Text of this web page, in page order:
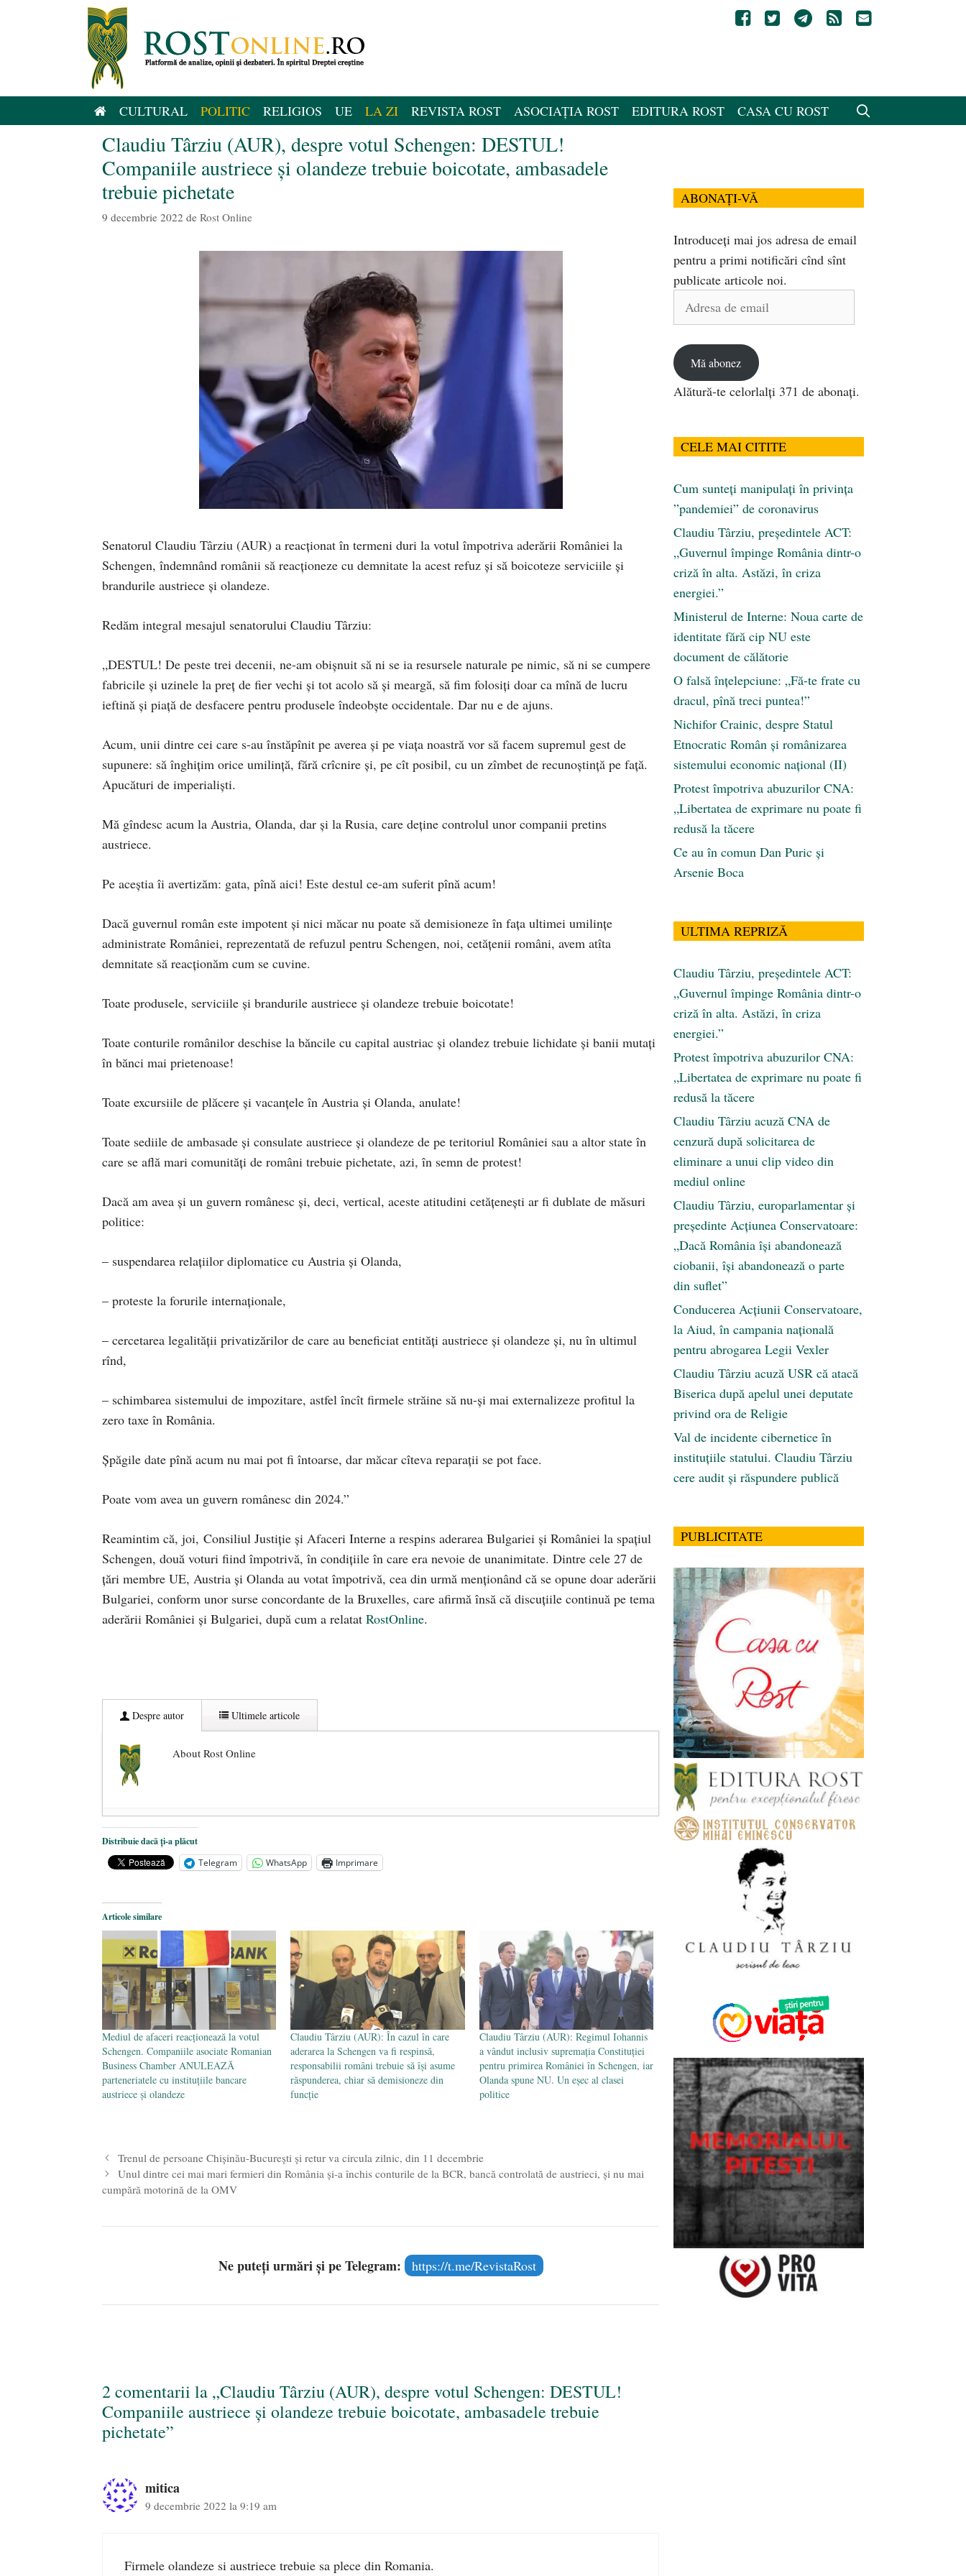
CULTURAL POLITIC RELIGIOS UE LA ZI REVISTA ROST ASOCIAȚIA ROST EDITURA ROST CASA CU ROST
Claudiu Târziu (AUR), despre votul Schengen: DESTUL!
Companiile austriece și olandeze trebuie boicotate, ambasadele
trebuie pichetate
9 decembrie 2022 de Rost Online
Senatorul Claudiu Târziu (AUR) a reacționat în termeni duri la votul împotriva aderării României la
Schengen, îndemnând românii să reacționeze cu demnitate la acest refuz și să boicoteze serviciile și
brandurile austriece și olandeze.
Redăm integral mesajul senatorului Claudiu Târziu:
„DESTUL! De peste trei decenii, ne-am obișnuit să ni se ia resursele naturale pe nimic, să ni se cumpere
fabricile și uzinele la preț de fier vechi și tot acolo să și meargă, să fim folosiți doar ca mînă de lucru
ieftină și piață de desfacere pentru produsele îndeobște occidentale. Dar nu e de ajuns.
Acum, unii dintre cei care s-au înstăpînit pe averea și pe viața noastră vor să facem supremul gest de
supunere: să înghițim orice umilință, fără crîcnire și, pe cît posibil, cu un zîmbet de recunoștință pe față.
Apucături de imperialiști.
Mă gîndesc acum la Austria, Olanda, dar și la Rusia, care deține controlul unor companii pretins
austriece.
Pe aceștia îi avertizăm: gata, pînă aici! Este destul ce-am suferit pînă acum!
Dacă guvernul român este impotent și nici măcar nu poate să demisioneze în fața ultimei umilințe
administrate României, reprezentată de refuzul pentru Schengen, noi, cetățenii români, avem atîta
demnitate să reacționăm cum se cuvine.
Toate produsele, serviciile și brandurile austriece și olandeze trebuie boicotate!
Toate conturile românilor deschise la băncile cu capital austriac și olandez trebuie lichidate și banii mutați
în bănci mai prietenoase!
Toate excursiile de plăcere și vacanțele în Austria și Olanda, anulate!
Toate sediile de ambasade și consulate austriece și olandeze de pe teritoriul României sau a altor state în
care se află mari comunități de români trebuie pichetate, azi, în semn de protest!
Dacă am avea și un guvern românesc și, deci, vertical, aceste atitudini cetățenești ar fi dublate de măsuri
politice:
– suspendarea relațiilor diplomatice cu Austria și Olanda,
– proteste la forurile internaționale,
– cercetarea legalității privatizărilor de care au beneficiat entități austriece și olandeze și, nu în ultimul
rînd,
– schimbarea sistemului de impozitare, astfel încît firmele străine să nu-și mai externalizeze profitul la
zero taxe în România.
Șpăgile date pînă acum nu mai pot fi întoarse, dar măcar cîteva reparații se pot face.
Poate vom avea un guvern românesc din 2024.”
Reamintim că, joi, Consiliul Justiţie şi Afaceri Interne a respins aderarea Bulgariei şi României la spaţiul
Schengen, două voturi fiind împotrivă, în condiţiile în care era nevoie de unanimitate. Dintre cele 27 de
ţări membre UE, Austria şi Olanda au votat împotrivă, cea din urmă menţionând că se opune doar aderării
Bulgariei, conform unor surse concordante de la Bruxelles, care afirmă însă că discuţiile continuă pe tema
aderării României şi Bulgariei, după cum a relatat RostOnline.
Despre autor Ultimele articole
About Rost Online
Dezvăluiri cutremurătoare despre președintele Ucrainei, Volodymyr Zelensky
Statul care servește Națiunea - 21 aprilie 2026
Legea Vexler produce efecte. Bustul poetului Octavian Goga, înlăturat din Iași
Distribuie dacă ți-a plăcut
Telegram
WhatsApp Imprimare
Articole similare
Mediul de afaceri reacționează la votul
Schengen. Companiile asociate Romanian
Business Chamber ANULEAZĂ
parteneriatele cu instituțiile bancare
austriece și olandeze
Claudiu Târziu (AUR): În cazul în care
aderarea la Schengen va fi respinsă,
responsabilii români trebuie să își asume
răspunderea, chiar să demisioneze din
funcție
Claudiu Târziu (AUR): Regimul Iohannis
a vândut inclusiv supremația Constituției
pentru primirea României în Schengen, iar
Olanda spune NU. Un eșec al clasei
politice
Trenul de persoane Chișinău-București și retur va circula zilnic, din 11 decembrie
Unul dintre cei mai mari fermieri din România și-a închis conturile de la BCR, bancă controlată de austrieci, și nu mai
cumpără motorină de la OMV
Ne puteți urmări și pe Telegram: https://t.me/RevistaRost
2 comentarii la „Claudiu Târziu (AUR), despre votul Schengen: DESTUL!
Companiile austriece și olandeze trebuie boicotate, ambasadele trebuie
pichetate”
mitica
9 decembrie 2022 la 9:19 am
Firmele olandeze si austriece trebuie sa plece din Romania.
ABONAȚI-VĂ
Introduceți mai jos adresa de email
pentru a primi notificări cînd sînt
publicate articole noi.
Adresa
Mă abonez
Alătură-te celorlalți 371 de abonați.
CELE MAI CITITE
Cum sunteți manipulați în privința
”pandemiei” de coronavirus
Claudiu Târziu, președintele ACT:
„Guvernul împinge România dintr-o
criză în alta. Astăzi, în criza
energiei.”
Ministerul de Interne: Noua carte de
identitate fără cip NU este
document de călătorie
O falsă înțelepciune: „Fă-te frate cu
dracul, pînă treci puntea!”
Nichifor Crainic, despre Statul
Etnocratic Român şi românizarea
sistemului economic naţional (II)
Protest împotriva abuzurilor CNA:
„Libertatea de exprimare nu poate fi
redusă la tăcere
Ce au în comun Dan Puric şi
Arsenie Boca
ULTIMA REPRIZĂ
Claudiu Târziu, președintele ACT:
„Guvernul împinge România dintr-o
criză în alta. Astăzi, în criza
energiei.”
Protest împotriva abuzurilor CNA:
„Libertatea de exprimare nu poate fi
redusă la tăcere
Claudiu Târziu acuză CNA de
cenzură după solicitarea de
eliminare a unui clip video din
mediul online
Claudiu Târziu, europarlamentar și
președinte Acțiunea Conservatoare:
„Dacă România își abandonează
ciobanii, își abandonează o parte
din suflet”
Conducerea Acțiunii Conservatoare,
la Aiud, în campania națională
pentru abrogarea Legii Vexler
Claudiu Târziu acuză USR că atacă
Biserica după apelul unei deputate
privind ora de Religie
Val de incidente cibernetice în
instituțiile statului. Claudiu Târziu
cere audit și răspundere publică
PUBLICITATE